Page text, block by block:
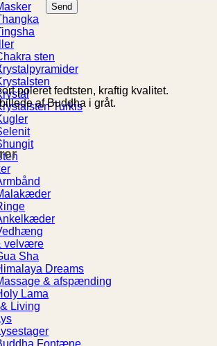
sten
Turkis
velvære
Sha
Dreams
& afspænding
Lama
Living
Fontæne
poleret fedtsten, kraftig kvalitet.
af Buddha i gråt.